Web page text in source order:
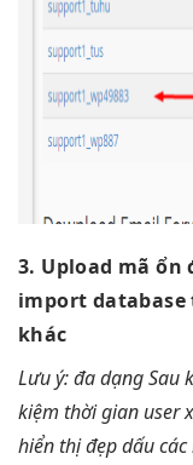
3. Upload mãổn
import database
khác
Lưu ý:đa dạngSau
kiệm thời gian user
hiển thị đẹpdấu các